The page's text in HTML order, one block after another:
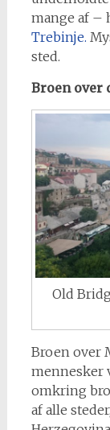
mange af –
Trebinje.
sted.
Broen over
Old
Broen over
mennesker
omkring
af alle